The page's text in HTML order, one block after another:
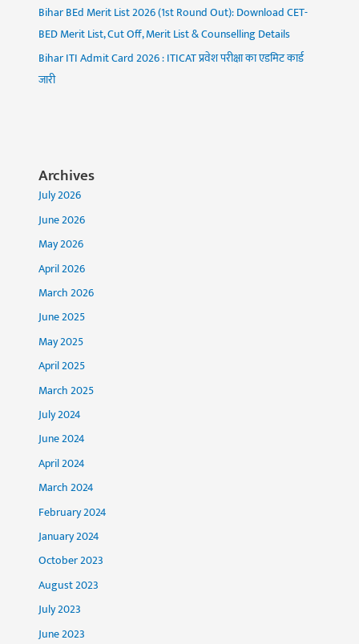
Bihar BEd Merit List 2026 (1st Round Out): Download CET-
BED Merit List, Cut Off, Merit List & Counselling Details
Bihar ITI Admit Card 2026 : ITICAT प्रवेश परीक्षा का एडमिट कार्ड
जारी
Archives
July 2026
June 2026
May 2026
April 2026
March 2026
June 2025
May 2025
April 2025
March 2025
July 2024
June 2024
April 2024
March 2024
February 2024
January 2024
October 2023
August 2023
July 2023
June 2023